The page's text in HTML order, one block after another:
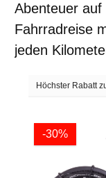
Abenteuer
Fahrradreise
jeden
-30%